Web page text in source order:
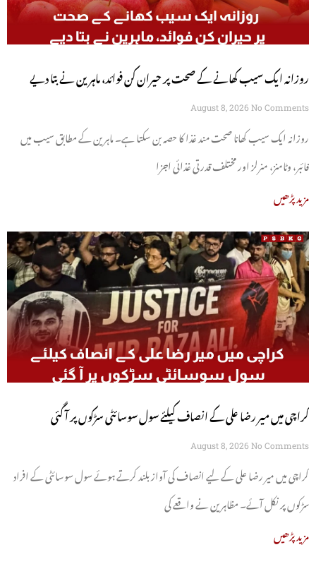
روزانہ ایک سیب کھانے کے صحت پر حیران کن فوائد، ماہرین نے بتا دیے
August 8, 2026 No Comments
روزانہ ایک سیب کھانا صحت مند غذا کا حصہ بن سکتا ہے۔ ماہرین کے مطابق سیب میں
فائبر، وٹامنز، منرلز اور مختلف قدرتی غذائی اجزا
مزید پڑھیں
کراچی میں میر رضا علی کے انصاف کیلئے سول سوسائٹی سڑکوں پر آ گئی
August 8, 2026 No Comments
کراچی میں میر رضا علی کے لیے انصاف کی آواز بلند کرتے ہوئے سول سوسائٹی کے افراد
سڑکوں پر نکل آئے۔ مظاہرین نے واقعے کی
مزید پڑھیں